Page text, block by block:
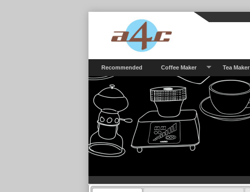
Recommended Coffee Maker Tea Maker